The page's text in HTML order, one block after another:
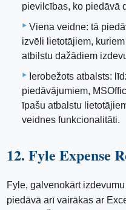
pievilcības, ko piedāvā
Viena veidne: tā
izvēli lietotājiem,
atbilstu dažādiem
Ierobežots atbalsts:
piedāvājumiem,
īpašu atbalstu
veidnes funkcionalitāti.
12. Fyle Expense
Fyle, galvenokārt
piedāvā arī vairākas ar